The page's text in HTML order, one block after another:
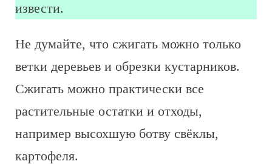
извести.
Не думайте, что сжигать можно только
ветки деревьев и обрезки кустарников.
Сжигать можно практически все
растительные остатки и отходы,
например высохшую ботву свёклы,
картофеля.